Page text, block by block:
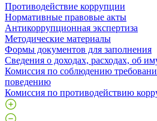
Противодействие коррупции
Нормативные правовые акты
Антикоррупционная экспертиза
Методические материалы
Формы документов для заполнения
Сведения о доходах, расходах, об
Комиссия по соблюдению
поведению
Комиссия по противодействию